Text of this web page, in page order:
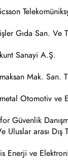
Gıda San. Ve
Sanayi A.Ş.
Mak. San.
Otomotiv ve
Güvenlik
Uluslar arası
Enerji ve